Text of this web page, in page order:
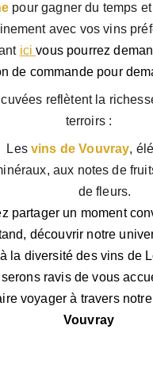
pour gagner du temps
avec vos vins
ici vous pourrez
de commande pour
reflètent la
terroirs :
Les vins de Vouvray,
aux notes de
de fleurs.
partager un moment
découvrir notre
à la diversité des vins de
serons ravis de vous
voyager à travers
Vouvray